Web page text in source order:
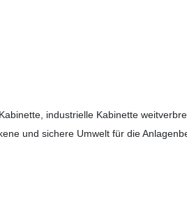
industrielle Kabinette
und sichere Umwelt für die